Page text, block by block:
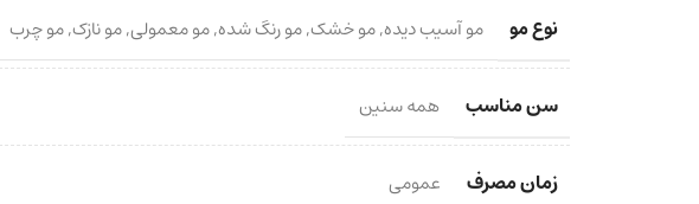
نوع مو مو آسیب دیده,مو خشک,مو رنگ شده,مو معمولی,مو نازک,مو چرب
سن مناسب همه سنین
زمان مصرف عمومی